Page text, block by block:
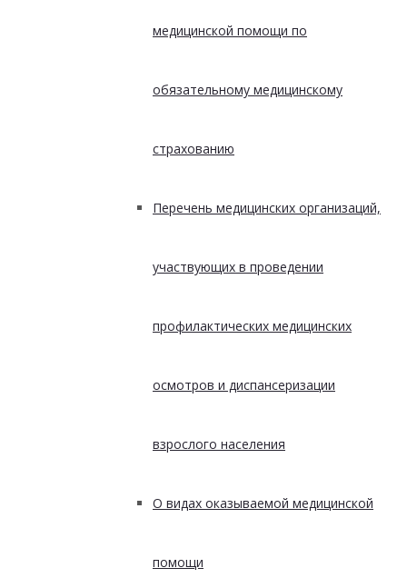
медицинской помощи по
обязательному медицинскому
страхованию
Перечень медицинских организаций,
участвующих в проведении
профилактических медицинских
осмотров и диспансеризации
взрослого населения
О видах оказываемой медицинской
помощи